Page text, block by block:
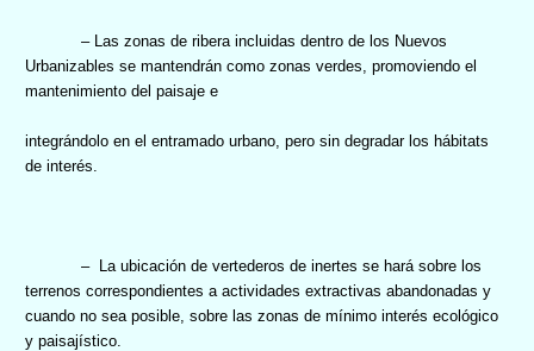
– Las zonas de ribera incluidas dentro de los Nuevos
Urbanizables se mantendrán como zonas verdes, promoviendo el
mantenimiento del paisaje e
integrándolo en el entramado urbano, pero sin degradar los hábitats
de interés.
– La ubicación de vertederos de inertes se hará sobre los
terrenos correspondientes a actividades extractivas abandonadas y
cuando no sea posible, sobre las zonas de mínimo interés ecológico
y paisajístico.